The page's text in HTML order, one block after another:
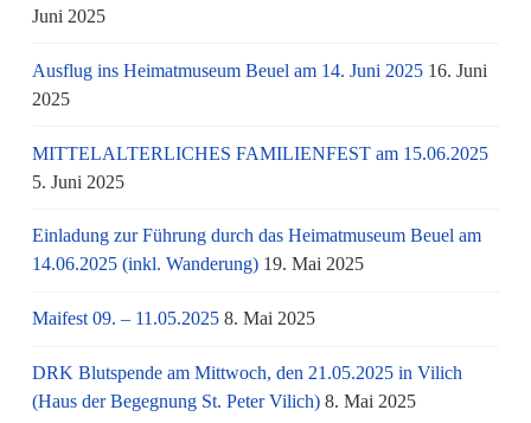
Juni 2025
Ausflug ins Heimatmuseum Beuel am 14. Juni 2025 16. Juni
2025
MITTELALTERLICHES FAMILIENFEST am 15.06.2025
5. Juni 2025
Einladung zur Führung durch das Heimatmuseum Beuel am
14.06.2025 (inkl. Wanderung) 19. Mai 2025
Maifest 09. – 11.05.2025 8. Mai 2025
DRK Blutspende am Mittwoch, den 21.05.2025 in Vilich
(Haus der Begegnung St. Peter Vilich) 8. Mai 2025